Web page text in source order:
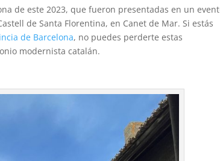
de este 2023, que fueron presentadas en un
de Santa Florentina, en Canet de Mar. Si estás
de Barcelona, no puedes perderte estas
modernista catalán.